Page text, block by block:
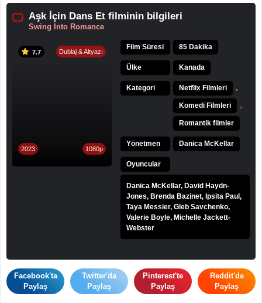
Aşk İçin Dans Et filminin bilgileri
Swing Into Romance
7.7 Dublaj & Altyazı
2023 1080p
Film Süresi 85 Dakika
Ülke Kanada
Kategori Netflix Filmleri
Komedi Filmleri
Romantik filmler
Yönetmen Danica McKellar
Oyuncular
Danica McKellar, David Haydn-
Jones, Brenda Bazinet, Ipsita Paul,
Taya Messier, Gleb Savchenko,
Valerie Boyle, Michelle Jackett-
Webster
Facebook'ta
Paylaş
Twitter'da
Paylaş
Pinterest'te
Paylaş
Reddit'de
Paylaş